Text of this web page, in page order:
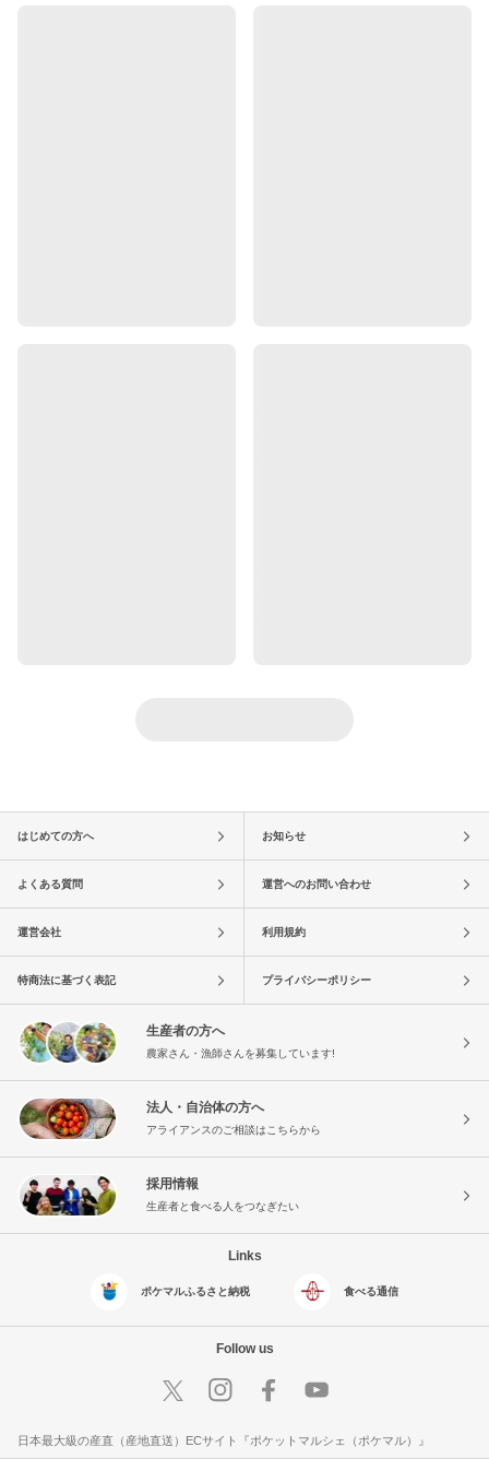
はじめての方へ お知らせ
よくある質問 運営へのお問い合わせ
運営会社 利用規約
特商法に基づく表記 プライバシーポリシー
生産者の方へ
農家さん・漁師さんを募集しています!
法人・自治体の方へ
アライアンスのご相談はこちらから
採用情報
生産者と食べる人をつなぎたい
Links
ポケマルふるさと納税 食べる通信
Follow us
日本最大級の産直（産地直送）ECサイト『ポケットマルシェ（ポケマル）』